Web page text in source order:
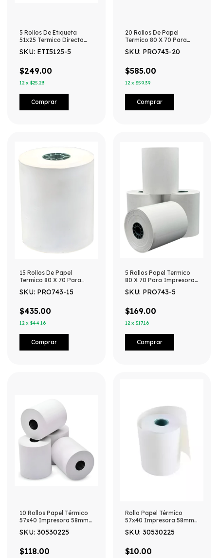
5 Rollos De Etiqueta
51x25 Termico Directo
SKU: ETI5125-5
$249.00
12 x $25.28
20 Rollos De Papel
Termico 80 X 70 Para
Blanco
SKU: PRO743-20
$585.00
12 x $59.39
15 Rollos De Papel
Termico 80 X 70 Para
Blanco
SKU: PRO743-15
$435.00
12 x $44.16
5 Rollos Papel Termico
80 X 70 Para Impresora
SKU: PRO743-5
$169.00
12 x $17.16
10 Rollos Papel Térmico
57x40 Impresora 58mm
SKU: 30530225
$118.00
Rollo Papel Térmico
57x40 Impresora 58mm
SKU: 30530225
$10.00